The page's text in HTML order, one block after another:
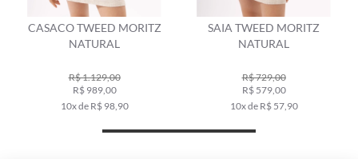
TWEED MORITZ
NATURAL
R$ 1.129,00
R$ 989,00
10x de R$ 98,90
SAIA TWEED MORITZ
NATURAL
R$ 729,00
R$ 579,00
10x de R$ 57,90